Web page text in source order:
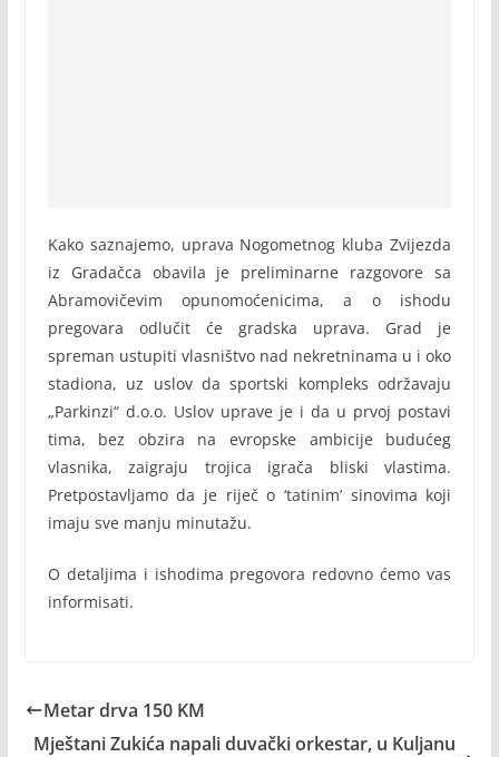
Kako saznajemo, uprava Nogometnog kluba Zvijezda
iz Gradačca obavila je preliminarne razgovore sa
Abramovičevim opunomoćenicima, a o ishodu
pregovara odlučit će gradska uprava. Grad je
spreman ustupiti vlasništvo nad nekretninama u i oko
stadiona, uz uslov da sportski kompleks održavaju
„Parkinzi“ d.o.o. Uslov uprave je i da u prvoj postavi
tima, bez obzira na evropske ambicije budućeg
vlasnika, zaigraju trojica igrača bliski vlastima.
Pretpostavljamo da je riječ o ‘tatinim’ sinovima koji
imaju sve manju minutažu.
O detaljima i ishodima pregovora redovno ćemo vas
informisati.
Metar drva 150 KM
Mještani Zukića napali duvački orkestar, u Kuljanu